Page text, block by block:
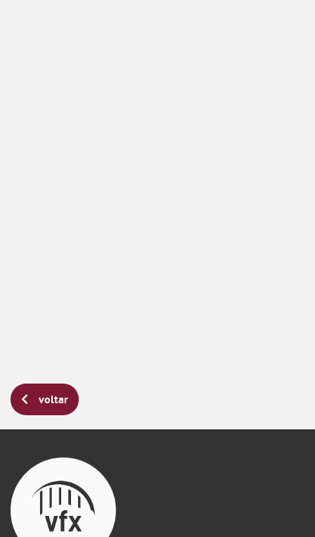
voltar